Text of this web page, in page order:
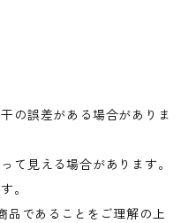
の誤差がある場合がありま
て見える場合があります。
。
品であることをご理解の上